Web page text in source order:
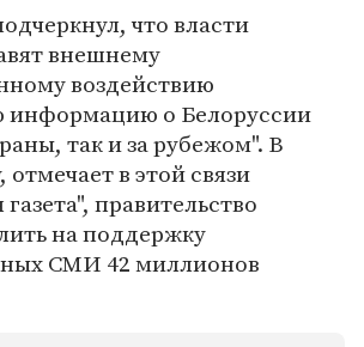
что власти
внешнему
воздействию
информацию о Белоруссии
так и за рубежом". В
в этой связи
правительство
на поддержку
СМИ 42 миллионов